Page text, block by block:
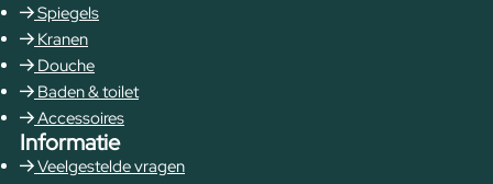
Spiegels
Kranen
Douche
Baden & toilet
Accessoires
Informatie
Veelgestelde vragen